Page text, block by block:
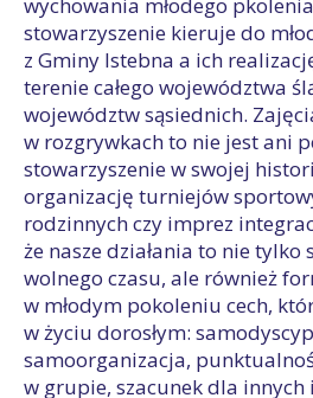
stowarzyszenie kieruje do
z Gminy Istebna a ich
terenie całego województwa
województw sąsiednich.
w rozgrywkach to nie jest ani
stowarzyszenie w swojej
organizację turniejów
rodzinnych czy imprez
że nasze działania to nie
wolnego czasu, ale również
w młodym pokoleniu cech,
w życiu dorosłym:
samoorganizacja,
w grupie, szacunek dla